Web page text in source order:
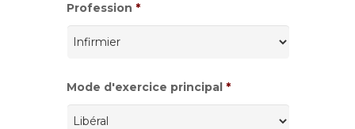
Profession *
Mode d'exercice principal *